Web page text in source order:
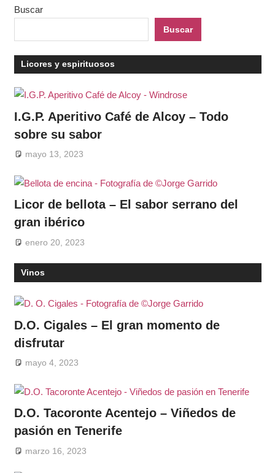
Buscar
Buscar
Licores y espirituosos
I.G.P. Aperitivo Café de Alcoy – Todo
sobre su sabor
mayo 13, 2023
Licor de bellota – El sabor serrano del
gran ibérico
enero 20, 2023
Vinos
D.O. Cigales – El gran momento de
disfrutar
mayo 4, 2023
D.O. Tacoronte Acentejo – Viñedos de
pasión en Tenerife
marzo 16, 2023